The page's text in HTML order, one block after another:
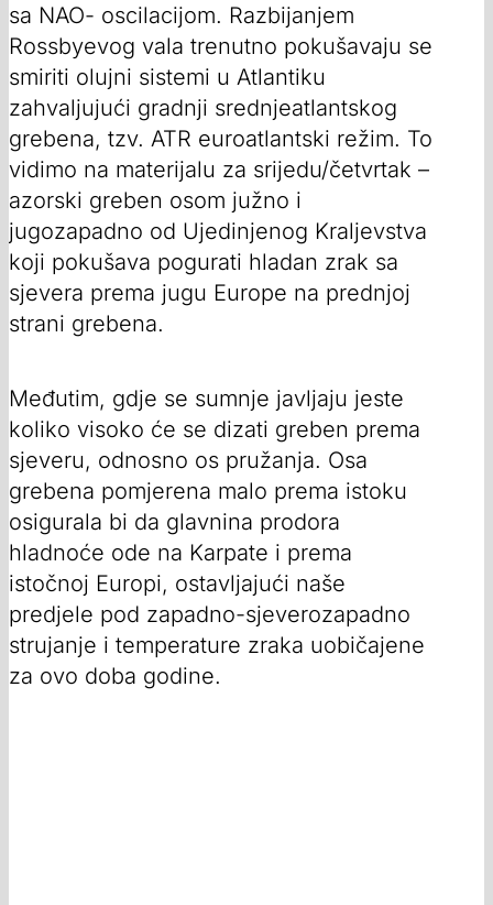
sa NAO- oscilacijom. Razbijanjem
Rossbyevog vala trenutno pokušavaju se
smiriti olujni sistemi u Atlantiku
zahvaljujući gradnji srednjeatlantskog
grebena, tzv. ATR euroatlantski režim. To
vidimo na materijalu za srijedu/četvrtak –
azorski greben osom južno i
jugozapadno od Ujedinjenog Kraljevstva
koji pokušava pogurati hladan zrak sa
sjevera prema jugu Europe na prednjoj
strani grebena.
Međutim, gdje se sumnje javljaju jeste
koliko visoko će se dizati greben prema
sjeveru, odnosno os pružanja. Osa
grebena pomjerena malo prema istoku
osigurala bi da glavnina prodora
hladnoće ode na Karpate i prema
istočnoj Europi, ostavljajući naše
predjele pod zapadno-sjeverozapadno
strujanje i temperature zraka uobičajene
za ovo doba godine.